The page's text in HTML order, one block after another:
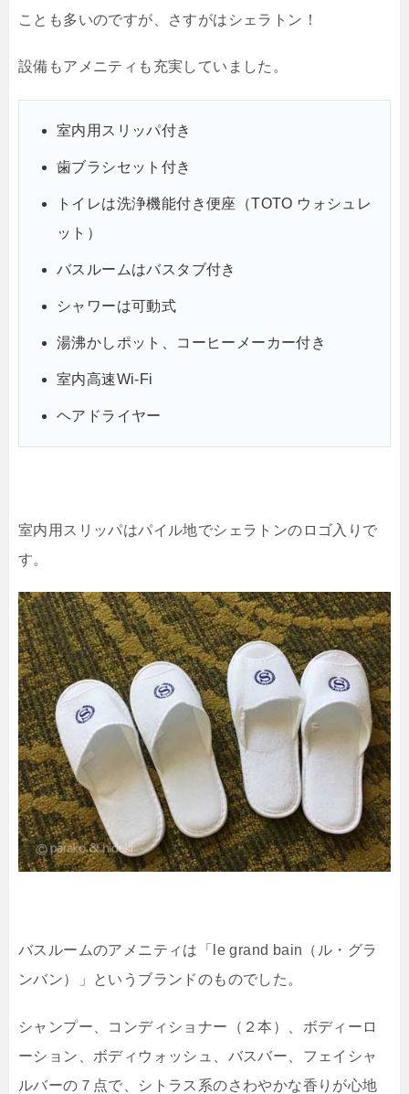
ことも多いのですが、さすがはシェラトン！
設備もアメニティも充実していました。
室内用スリッパ付き
歯ブラシセット付き
トイレは洗浄機能付き便座（TOTO ウォシュレ
ット）
バスルームはバスタブ付き
シャワーは可動式
湯沸かしポット、コーヒーメーカー付き
室内高速Wi-Fi
ヘアドライヤー
室内用スリッパはパイル地でシェラトンのロゴ入りで
す。
バスルームのアメニティは「le grand bain（ル・グラ
ンバン）」というブランドのものでした。
シャンプー、コンディショナー（２本）、ボディーロ
ーション、ボディウォッシュ、バスバー、フェイシャ
ルバーの７点で、シトラス系のさわやかな香りが心地